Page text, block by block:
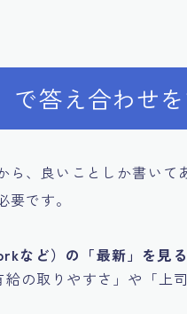
で答え合わせ
ら、良いことしか書い
です。
など）の「最新」を見る
の取りやすさ」や「上